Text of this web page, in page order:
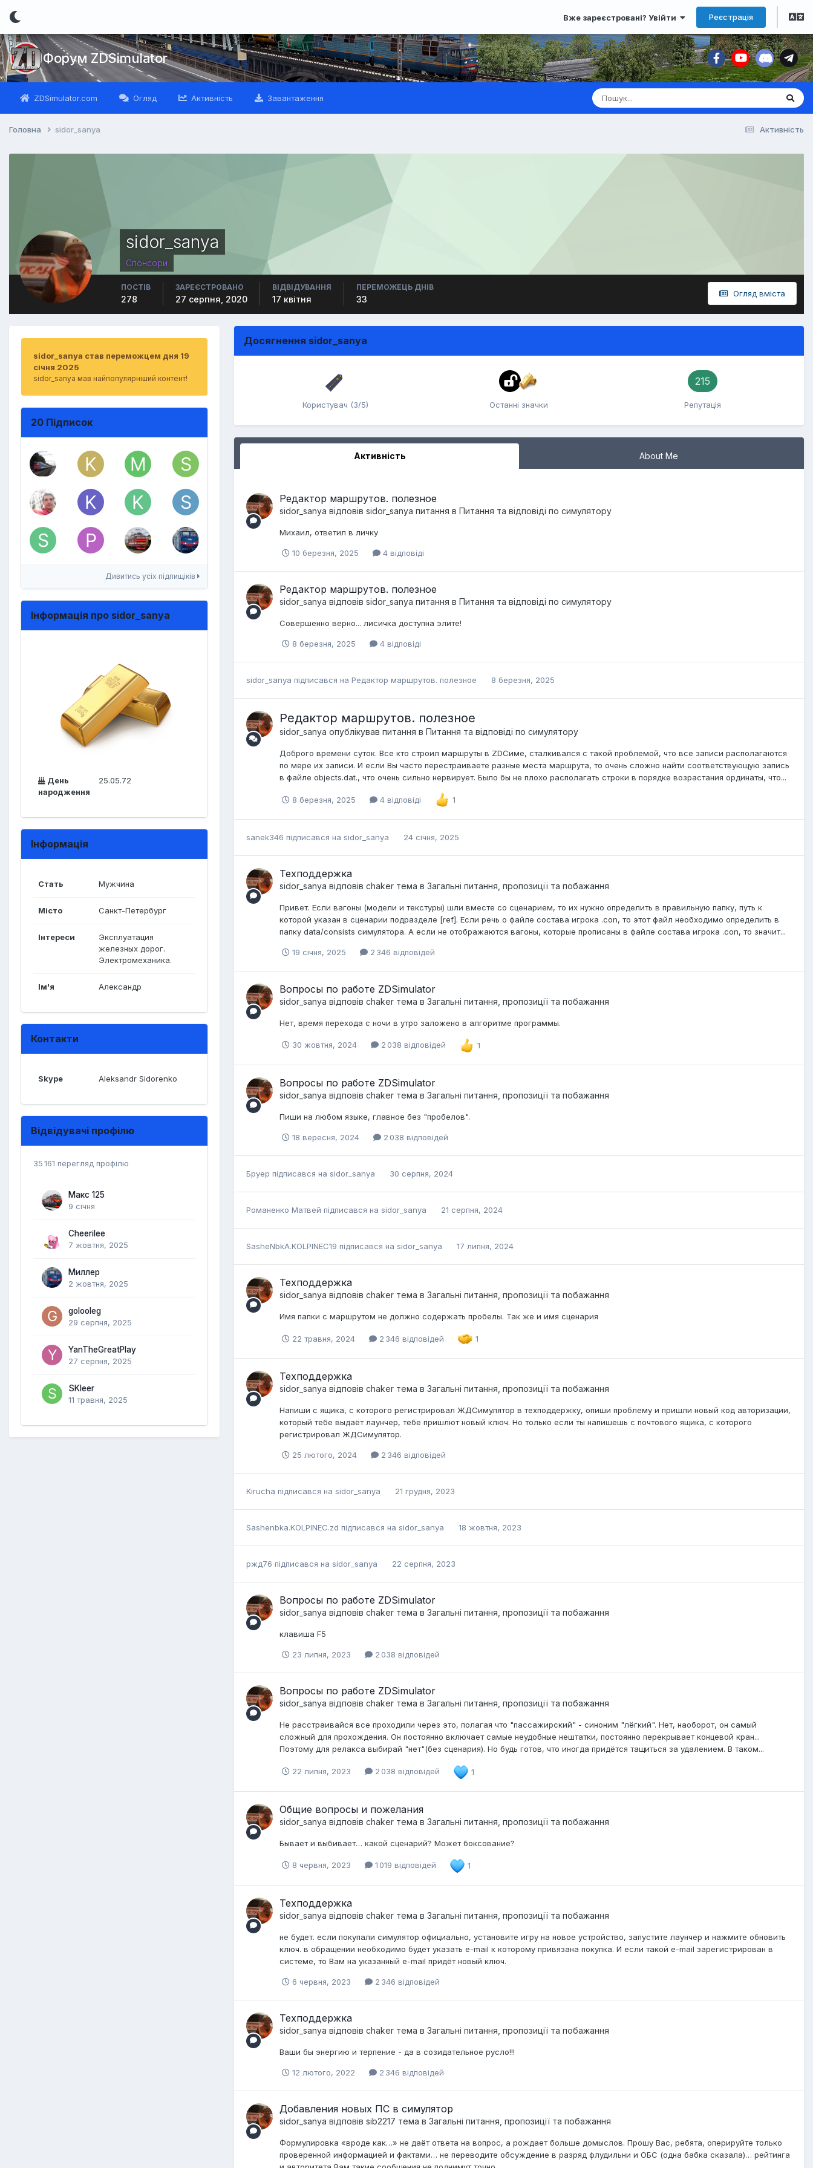
Вже зареєстровані? Увійти Реєстрація
Форум ZDSimulator
ZDSimulator.com Огляд Активність Завантаження
Активність
Головна sidor_sanya
sidor_sanya
Спонсори
Огляд вміста
ПОСТІВ
278
ЗАРЕЄСТРОВАНО
27 серпня, 2020
ВІДВІДУВАННЯ
17 квітня
ПЕРЕМОЖЕЦЬ ДНІВ
33
sidor_sanya став переможцем дня 19
січня 2025
sidor_sanya мав найпопулярніший контент!
20 Підписок
Дивитись усіх підпищіків
Інформація про sidor_sanya
День
народження
25.05.72
Інформація
Стать Мужчина
Місто Санкт-Петербург
Інтереси
Эксплуатация
железных дорог.
Электромеханика.
Ім'я Александр
Контакти
Skype Aleksandr Sidorenko
Відвідувачі профілю
35 161 перегляд профілю
Макс 125
9 січня
Cheerilee
7 жовтня, 2025
Миллер
2 жовтня, 2025
golooleg
29 серпня, 2025
YanTheGreatPlay
27 серпня, 2025
SKleer
11 травня, 2025
Досягнення sidor_sanya
Користувач (3/5) Останні значки
215
Репутація
Активність About Me
Редактор маршрутов. полезное
sidor_sanya відповів sidor_sanya питання в Питання та відповіді по симулятору
Михаил, ответил в личку
10 березня, 2025 4 відповіді
Редактор маршрутов. полезное
sidor_sanya відповів sidor_sanya питання в Питання та відповіді по симулятору
Совершенно верно... лисичка доступна элите!
8 березня, 2025 4 відповіді
sidor_sanya підписався на Редактор маршрутов. полезное 8 березня, 2025
Редактор маршрутов. полезное
sidor_sanya опублікував питання в Питання та відповіді по симулятору
Доброго времени суток. Все кто строил маршруты в ZDCиме, сталкивался с такой проблемой, что все записи располагаются
по мере их записи. И если Вы часто перестраиваете разные места маршрута, то очень сложно найти соответствующую запись
в файле objects.dat., что очень сильно нервирует. Было бы не плохо располагать строки в порядке возрастания ординаты, что...
8 березня, 2025 4 відповіді 1
sanek346 підписався на sidor_sanya 24 січня, 2025
Техподдержка
sidor_sanya відповів chaker тема в Загальні питання, пропозиції та побажання
Привет. Если вагоны (модели и текстуры) шли вместе со сценарием, то их нужно определить в правильную папку, путь к
которой указан в сценарии подразделе [ref]. Если речь о файле состава игрока .con, то этот файл необходимо определить в
папку data/consists симулятора. А если не отображаются вагоны, которые прописаны в файле состава игрока .con, то значит...
19 січня, 2025 2 346 відповідей
Вопросы по работе ZDSimulator
sidor_sanya відповів chaker тема в Загальні питання, пропозиції та побажання
Нет, время перехода с ночи в утро заложено в алгоритме программы.
30 жовтня, 2024 2 038 відповідей 1
Вопросы по работе ZDSimulator
sidor_sanya відповів chaker тема в Загальні питання, пропозиції та побажання
Пиши на любом языке, главное без "пробелов".
18 вересня, 2024 2 038 відповідей
Бруер підписався на sidor_sanya 30 серпня, 2024
Романенко Матвей підписався на sidor_sanya 21 серпня, 2024
SasheNbkA.KOLPINEC19 підписався на sidor_sanya 17 липня, 2024
Техподдержка
sidor_sanya відповів chaker тема в Загальні питання, пропозиції та побажання
Имя папки с маршрутом не должно содержать пробелы. Так же и имя сценария
22 травня, 2024 2 346 відповідей 1
Техподдержка
sidor_sanya відповів chaker тема в Загальні питання, пропозиції та побажання
Напиши с ящика, с которого регистрировал ЖДСимулятор в техподдержку, опиши проблему и пришли новый код авторизации,
который тебе выдаёт лаунчер, тебе пришлют новый ключ. Но только если ты напишешь с почтового ящика, с которого
регистрировал ЖДСимулятор.
25 лютого, 2024 2 346 відповідей
Kirucha підписався на sidor_sanya 21 грудня, 2023
Sashenbka.KOLPINEC.zd підписався на sidor_sanya 18 жовтня, 2023
ржд76 підписався на sidor_sanya 22 серпня, 2023
Вопросы по работе ZDSimulator
sidor_sanya відповів chaker тема в Загальні питання, пропозиції та побажання
клавиша F5
23 липня, 2023 2 038 відповідей
Вопросы по работе ZDSimulator
sidor_sanya відповів chaker тема в Загальні питання, пропозиції та побажання
Не расстраивайся все проходили через это, полагая что "пассажирский" - синоним "лёгкий". Нет, наоборот, он самый
сложный для прохождения. Он постоянно включает самые неудобные нештатки, постоянно перекрывает концевой кран...
Поэтому для релакса выбирай "нет"(без сценария). Но будь готов, что иногда придётся тащиться за удалением. В таком...
22 липня, 2023 2 038 відповідей 1
Общие вопросы и пожелания
sidor_sanya відповів chaker тема в Загальні питання, пропозиції та побажання
Бывает и выбивает… какой сценарий? Может боксование?
8 червня, 2023 1 019 відповідей 1
Техподдержка
sidor_sanya відповів chaker тема в Загальні питання, пропозиції та побажання
не будет. если покупали симулятор официально, установите игру на новое устройство, запустите лаунчер и нажмите обновить
ключ. в обращении необходимо будет указать e-mail к которому привязана покупка. И если такой e-mail зарегистрирован в
системе, то Вам на указанный e-mail придёт новый ключ.
6 червня, 2023 2 346 відповідей
Техподдержка
sidor_sanya відповів chaker тема в Загальні питання, пропозиції та побажання
Ваши бы энергию и терпение - да в созидательное русло!!!
12 лютого, 2022 2 346 відповідей
Добавления новых ПС в симулятор
sidor_sanya відповів sib2217 тема в Загальні питання, пропозиції та побажання
Формулировка «вроде как…» не даёт ответа на вопрос, а рождает больше домыслов. Прошу Вас, ребята, оперируйте только
проверенной информацией и фактами… не переводите обсуждение в разряд флудильни и ОБС (одна бабка сказала)… рейтинга